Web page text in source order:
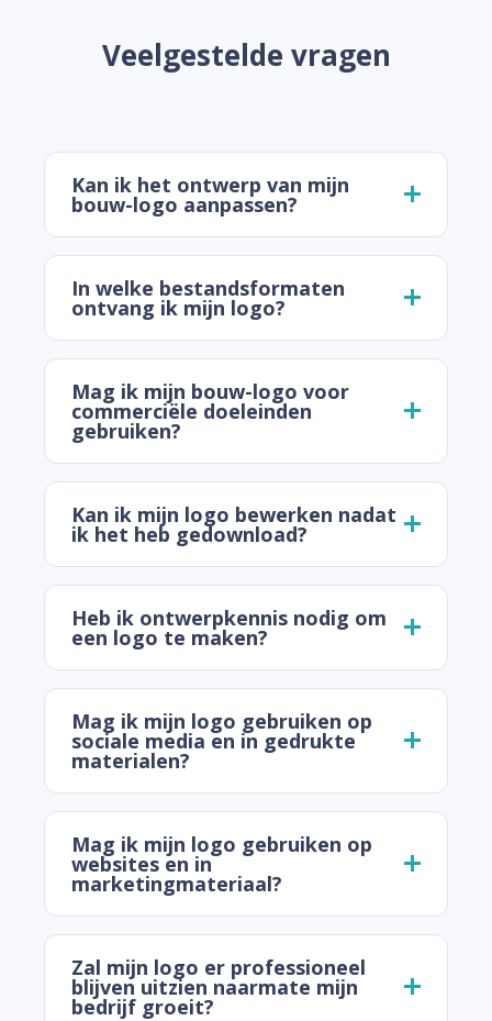
Veelgestelde vragen
Kan ik het ontwerp van mijn
bouw-logo aanpassen?
In welke bestandsformaten
ontvang ik mijn logo?
Mag ik mijn bouw-logo voor
commerciële doeleinden
gebruiken?
Kan ik mijn logo bewerken nadat
ik het heb gedownload?
Heb ik ontwerpkennis nodig om
een logo te maken?
Mag ik mijn logo gebruiken op
sociale media en in gedrukte
materialen?
Mag ik mijn logo gebruiken op
websites en in
marketingmateriaal?
Zal mijn logo er professioneel
blijven uitzien naarmate mijn
bedrijf groeit?